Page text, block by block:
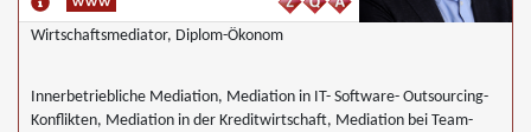
Wirtschaftsmediator, Diplom-Ökonom
Innerbetriebliche Mediation, Mediation in IT- Software- Outsourcing-
Konflikten, Mediation in der Kreditwirtschaft, Mediation bei Team-